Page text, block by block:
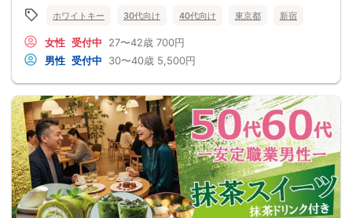
ホワイトキー 30代向け 40代向け 東京都 新宿
女性 受付中 27〜42歳 700円
男性 受付中 30〜40歳 5,500円